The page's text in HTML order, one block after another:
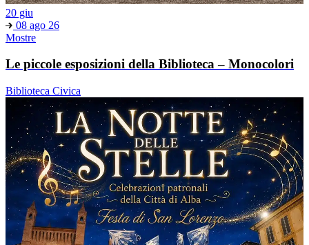
20 giu
08 ago 26
Mostre
Le piccole esposizioni della Biblioteca – Monocolori
Biblioteca Civica